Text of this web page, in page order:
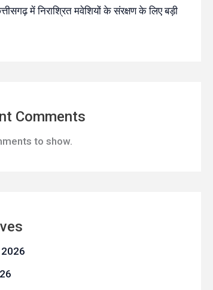
में निराश्रित मवेशियों के संरक्षण के लिए बड़ी
Comments
to show.